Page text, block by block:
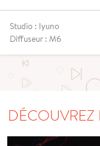
Studio : Iyuno
Diffuseur : M6
DÉCOUVREZ